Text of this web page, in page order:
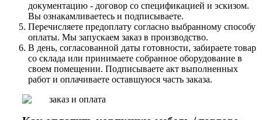
документацию - договор со спецификацией и эскизом.
Вы ознакамливаетесь и подписываете.
Перечисляете предоплату согласно выбранному способу
оплаты. Мы запускаем заказ в производство.
В день, согласованной даты готовности, забираете товар
со склада или принимаете собранное оборудование в
своем помещении. Подписываете акт выполненных
работ и оплачиваете оставшуюся часть заказа.